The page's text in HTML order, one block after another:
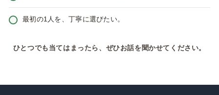
最初の1人を、丁寧に選びたい。
ひとつでも当てはまったら、ぜひお話を聞かせてください。